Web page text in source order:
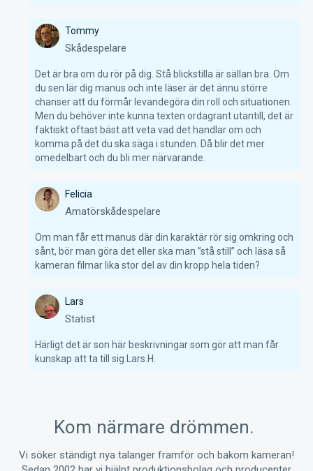
Tommy
Skådespelare
Det är bra om du rör på dig. Stå blickstilla är sällan bra. Om
du sen lär dig manus och inte läser är det ännu större
chanser att du förmår levandegöra din roll och situationen.
Men du behöver inte kunna texten ordagrant utantill, det är
faktiskt oftast bäst att veta vad det handlar om och
komma på det du ska säga i stunden. Då blir det mer
omedelbart och du bli mer närvarande.
Felicia
Amatörskådespelare
Om man får ett manus där din karaktär rör sig omkring och
sånt, bör man göra det eller ska man ”stå still” och läsa så
kameran filmar lika stor del av din kropp hela tiden?
Lars
Statist
Härligt det är son här beskrivningar som gör att man får
kunskap att ta till sig Lars.H.
Kom närmare drömmen.
Vi söker ständigt nya talanger framför och bakom kameran!